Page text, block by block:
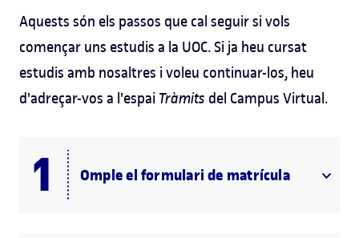
Aquests són els passos que cal seguir si vols
començar uns estudis a la UOC. Si ja heu cursat
estudis amb nosaltres i voleu continuar-los, heu
d'adreçar-vos a l'espai Tràmits del Campus Virtual.
Omple el formulari de matrícula